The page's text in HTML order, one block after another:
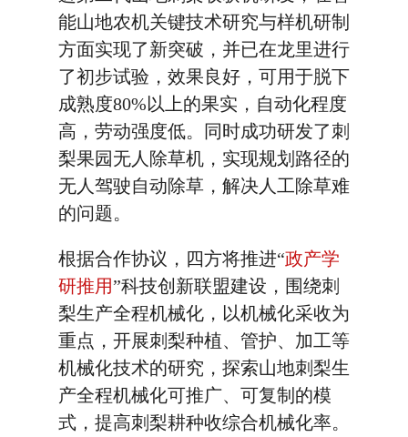
能山地农机关键技术研究与样机研制
方面实现了新突破，并已在龙里进行
了初步试验，效果良好，可用于脱下
成熟度80%以上的果实，自动化程度
高，劳动强度低。同时成功研发了刺
梨果园无人除草机，实现规划路径的
无人驾驶自动除草，解决人工除草难
的问题。
根据合作协议，四方将推进“政产学
研推用”科技创新联盟建设，围绕刺
梨生产全程机械化，以机械化采收为
重点，开展刺梨种植、管护、加工等
机械化技术的研究，探索山地刺梨生
产全程机械化可推广、可复制的模
式，提高刺梨耕种收综合机械化率。